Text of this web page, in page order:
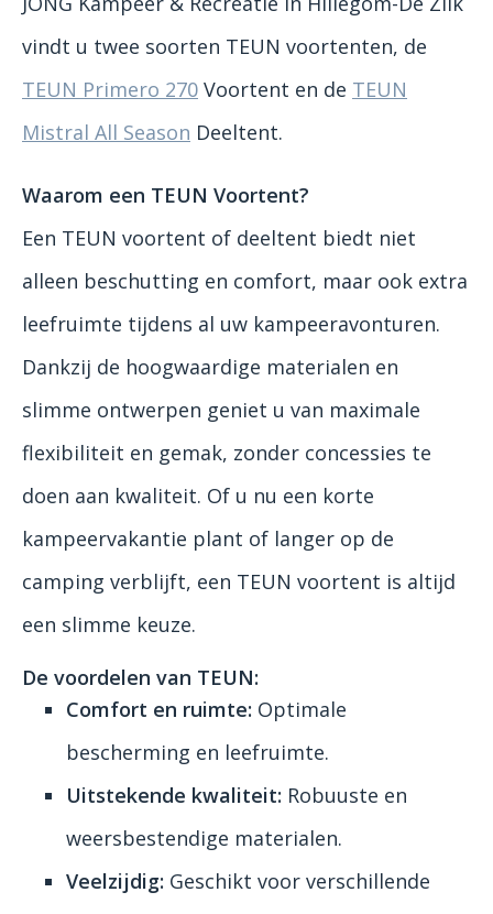
vindt u twee soorten TEUN voortenten, de
TEUN Primero 270 Voortent en de TEUN
Mistral All Season Deeltent.
Waarom een TEUN Voortent?
Een TEUN voortent of deeltent biedt niet
alleen beschutting en comfort, maar ook extra
leefruimte tijdens al uw kampeeravonturen.
Dankzij de hoogwaardige materialen en
slimme ontwerpen geniet u van maximale
flexibiliteit en gemak, zonder concessies te
doen aan kwaliteit. Of u nu een korte
kampeervakantie plant of langer op de
camping verblijft, een TEUN voortent is altijd
een slimme keuze.
De voordelen van TEUN:
Comfort en ruimte: Optimale
bescherming en leefruimte.
Uitstekende kwaliteit: Robuuste en
weersbestendige materialen.
Veelzijdig: Geschikt voor verschillende